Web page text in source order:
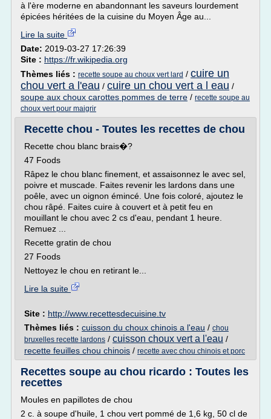
à l'ère moderne en abandonnant les saveurs lourdement
épicées héritées de la cuisine du Moyen Âge au...
Lire la suite
Date: 2019-03-27 17:26:39
Site : https://fr.wikipedia.org
Thèmes liés : recette soupe au choux vert lard / cuire un
chou vert a l'eau / cuire un chou vert a l eau /
soupe aux choux carottes pommes de terre / recette soupe au
choux vert pour maigrir
Recette chou - Toutes les recettes de chou
Recette chou blanc brais�?
47 Foods
Râpez le chou blanc finement, et assaisonnez le avec sel,
poivre et muscade. Faites revenir les lardons dans une
poêle, avec un oignon émincé. Une fois coloré, ajoutez le
chou râpé. Faites cuire à couvert et à petit feu en
mouillant le chou avec 2 cs d'eau, pendant 1 heure.
Remuez ...
Recette gratin de chou
27 Foods
Nettoyez le chou en retirant le...
Lire la suite
Site : http://www.recettesdecuisine.tv
Thèmes liés : cuisson du choux chinois a l'eau / chou
bruxelles recette lardons / cuisson choux vert a l'eau /
recette feuilles chou chinois / recette avec chou chinois et porc
Recettes soupe au chou ricardo : Toutes les
recettes
Moules en papillotes de chou
2 c. à soupe d'huile, 1 chou vert pommé de 1,6 kg, 50 cl de